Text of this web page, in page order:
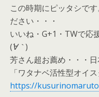
この時期にピッタシで
ださい・・・
いいね・G+1・TWで応
(´∀｀)
芳さん超お薦め・・・
「ワタナベ活性型オイス
https://